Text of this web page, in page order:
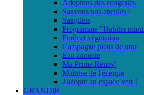
Adoptons des écogestes
Sauvons nos abeilles !
Sangliers
Programme "Habiter
Forêt et végétation
Campagne pieds de mur
Eau adoucie
Ma Prime Rénov'
Maîtrise de l'énergie
J'adopte un espace vert !
GRANDIR